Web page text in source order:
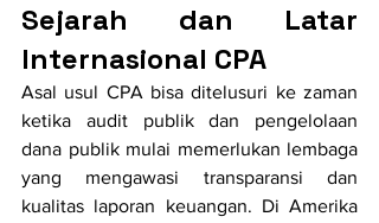
Sejarah dan Latar
Internasional CPA
Asal usul CPA bisa ditelusuri ke zaman
ketika audit publik dan pengelolaan
dana publik mulai memerlukan lembaga
yang mengawasi transparansi dan
kualitas laporan keuangan. Di Amerika